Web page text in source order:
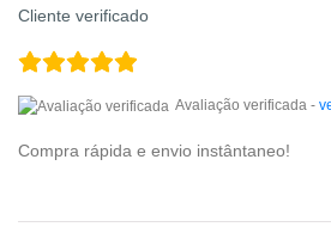
Cliente verificado
Avaliação verificada -
Compra rápida e envio instântaneo!